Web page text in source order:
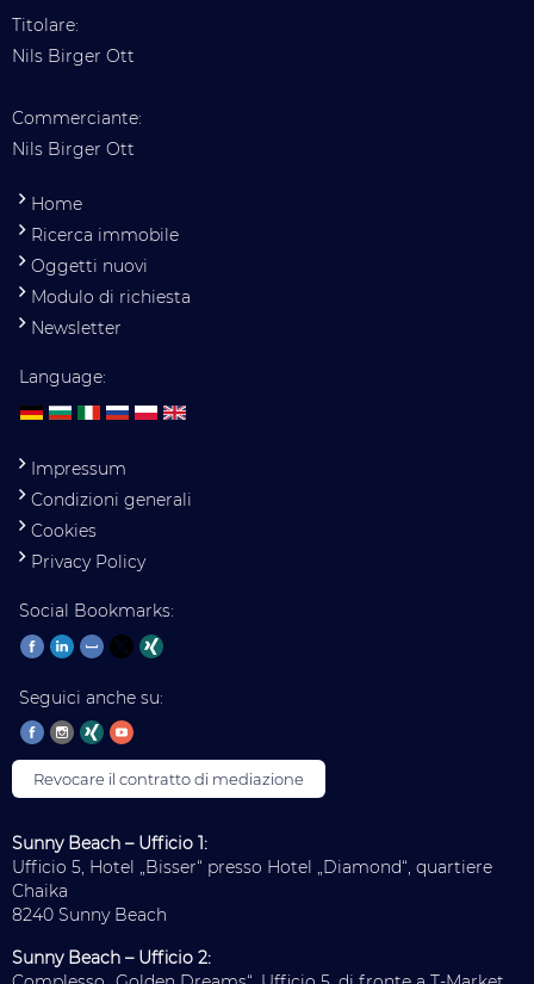
Titolare:
Nils Birger Ott
Commerciante:
Nils Birger Ott
Home
Ricerca immobile
Oggetti nuovi
Modulo di richiesta
Newsletter
Language:
Impressum
Condizioni generali
Cookies
Privacy Policy
Social Bookmarks:
Seguici anche su:
Revocare il contratto di mediazione
Sunny Beach – Ufficio 1:
Ufficio 5, Hotel „Bisser“ presso Hotel „Diamond“, quartiere
Chaika
8240 Sunny Beach
Sunny Beach – Ufficio 2: